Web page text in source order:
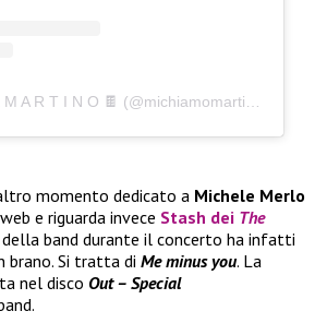
momento dedicato a Michele Merlo
e riguarda invece Stash dei The
band durante il concerto ha infatti
brano. Si tratta di Me minus you. La
nel disco Out – Special